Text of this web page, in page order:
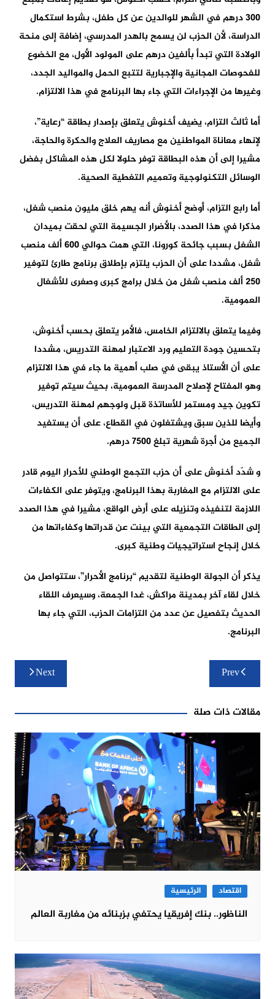
300 درهم في الشهر للوالدين عن كل طفل، بشرط استكمال
الدراسة، لأن الحزب لن يسمح بالهدر المدرسي، إضافة إلى منحة
الولادة التي تبدأ بألفين درهم على المولود الأول، مع الخضوع
للفحوصات المجانية والإجبارية لتتبع الحمل والمواليد الجدد،
وغيرها من الإجراءات التي جاء بها البرنامج في هذا الالتزام.
أما ثالث التزام، يضيف أخنوش يتعلق بإصدار بطاقة “رعاية”،
لإنهاء معاناة المواطنين مع مصاريف العلاج والحكرة والحاجة،
مشيرا إلى أن هذه البطاقة توفر حلولا لكل هذه المشاكل بفضل
الوسائل التكنولوجية وتعميم التغطية الصحية.
أما رابع التزام، أوضح أخنوش أنه يهم خلق مليون منصب شغل،
مذكرا في هذا الصدد، بالأضرار الجسيمة التي لحقت بميدان
الشغل بسبب جائحة كورونا، التي همت حوالي 600 ألف منصب
شغل، مشددا على أن الحزب يلتزم بإطلاق برنامج طارئ لتوفير
250 ألف منصب شغل من خلال برامج كبرى وصغرى للأشغال
العمومية.
وفيما يتعلق بالالتزام الخامس، فالأمر يتعلق بحسب أخنوش،
بتحسين جودة التعليم ورد الاعتبار لمهنة التدريس، مشددا
على أن الأستاذ يبقى في صلب أهمية ما جاء في هذا الالتزام
وهو المفتاح لإصلاح المدرسة العمومية، بحيث سيتم توفير
تكوين جيد ومستمر للأساتذة قبل ولوجهم لمهنة التدريس،
وأيضا للذين سبق ويشتغلون في القطاع، على أن يستفيد
الجميع من أجرة شهرية تبلغ 7500 درهم.
و شدّد أخنوش على أن حزب التجمع الوطني للأحرار اليوم قادر
على الالتزام مع المغاربة بهذا البرنامج، ويتوفر على الكفاءات
اللازمة لتنفيذه وتنزيله على أرض الواقع، مشيرا في هذا الصدد
إلى الطاقات التجمعية التي بينت عن قدراتها وكفاءاتها من
خلال إنجاح استراتيجيات وطنية كبرى.
يذكر أن الجولة الوطنية لتقديم “برنامج الأحرار”، ستتواصل من
خلال لقاء آخر بمدينة مراكش، غدا الجمعة، وسيعرف اللقاء
الحديث بتفصيل عن عدد من التزامات الحزب، التي جاء بها
البرنامج.
تصفّح
المقالات
Prev
Next
مقالات ذات صلة
اقتصاد الرئيسية
الناظور.. بنك إفريقيا يحتفي بزبنائه من مغاربة العالم